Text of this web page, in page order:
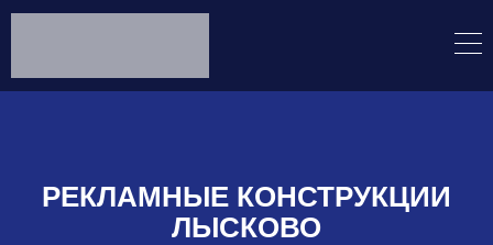
РЕКЛАМНЫЕ КОНСТРУКЦИИ
ЛЫСКОВО